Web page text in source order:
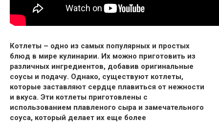
Котлеты – одно из самых популярных и простых
блюд в мире кулинарии. Их можно приготовить из
различных ингредиентов, добавив оригинальные
соусы и подачу. Однако, существуют котлеты,
которые заставляют сердце плавиться от нежности
и вкуса. Эти котлеты приготовлены с
использованием плавленого сыра и замечательного
соуса, который делает их еще более